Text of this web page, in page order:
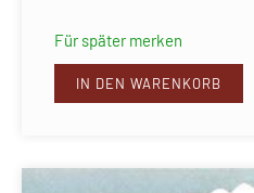
Für später merken
IN DEN WARENKORB